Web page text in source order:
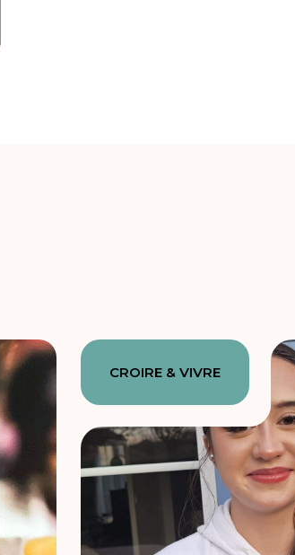
CROIRE & VIVRE